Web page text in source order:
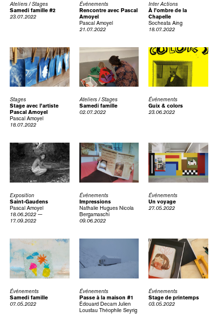
Ateliers / Stages
Samedi famille #2
23.07.2022
Événements
Rencontre avec Pascal
Amoyel
Pascal Amoyel
21.07.2022
Inter Actions
À l’ombre de la
Chapelle
Socheata Aing
18.07.2022
Stages
Stage avec l’artiste
Pascal Amoyel
Pascal Amoyel
18.07.2022
Ateliers / Stages
Samedi famille
02.07.2022
Événements
Guix & colors
23.06.2022
Exposition
Saint-Gaudens
Pascal Amoyel
18.06.2022 —
17.09.2022
Événements
Impressions
Nathalie Hugues Nicola
Bergamaschi
09.06.2022
Événements
Un voyage
27.05.2022
Événements
Samedi famille
07.05.2022
Événements
Passe à la maison #1
Édouard Decam Julien
Loustau Théophile Seyrig
Événements
Stage de printemps
03.05.2022